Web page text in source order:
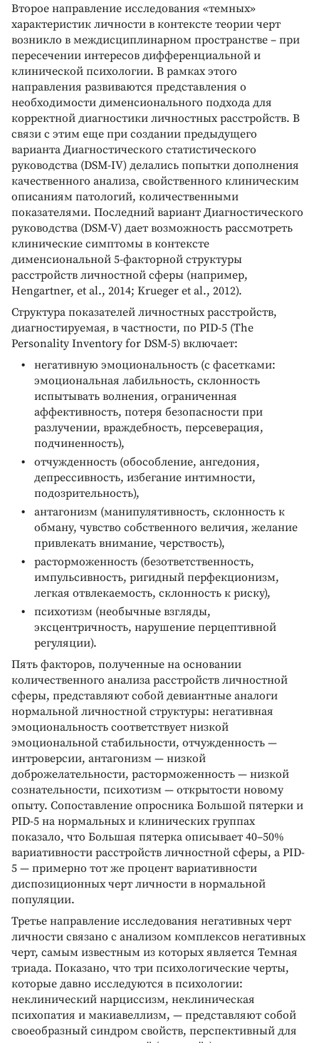
Второе направление исследования «темных»
характеристик личности в контексте теории черт
возникло в междисциплинарном пространстве – при
пересечении интересов дифференциальной и
клинической психологии. В рамках этого
направления развиваются представления о
необходимости дименсионального подхода для
корректной диагностики личностных расстройств. В
связи с этим еще при создании предыдущего
варианта Диагностического статистического
руководства (DSM-IV) делались попытки дополнения
качественного анализа, свойственного клиническим
описаниям патологий, количественными
показателями. Последний вариант Диагностического
руководства (DSM-V) дает возможность рассмотреть
клинические симптомы в контексте
дименсиональной 5-факторной структуры
расстройств личностной сферы (например,
Hengartner, et al., 2014; Krueger et al., 2012).
Структура показателей личностных расстройств,
диагностируемая, в частности, по PID-5 (The
Personality Inventory for DSM-5) включает:
негативную эмоциональность (с фасетками:
эмоциональная лабильность, склонность
испытывать волнения, ограниченная
аффективность, потеря безопасности при
разлучении, враждебность, персеверация,
подчиненность),
отчужденность (обособление, ангедония,
депрессивность, избегание интимности,
подозрительность),
антагонизм (манипулятивность, склонность к
обману, чувство собственного величия, желание
привлекать внимание, черствость),
расторможенность (безответственность,
импульсивность, ригидный перфекционизм,
легкая отвлекаемость, склонность к риску),
психотизм (необычные взгляды,
эксцентричность, нарушение перцептивной
регуляции).
Пять факторов, полученные на основании
количественного анализа расстройств личностной
сферы, представляют собой девиантные аналоги
нормальной личностной структуры: негативная
эмоциональность соответствует низкой
эмоциональной стабильности, отчужденность —
интроверсии, антагонизм — низкой
доброжелательности, расторможенность — низкой
сознательности, психотизм — открытости новому
опыту. Сопоставление опросника Большой пятерки и
PID-5 на нормальных и клинических группах
показало, что Большая пятерка описывает 40–50%
вариативности расстройств личностной сферы, а PID-
5 — примерно тот же процент вариативности
диспозиционных черт личности в нормальной
популяции.
Третье направление исследования негативных черт
личности связано с анализом комплексов негативных
черт, самым известным из которых является Темная
триада. Показано, что три психологические черты,
которые давно исследуются в психологии:
неклинический нарциссизм, неклиническая
психопатия и макиавеллизм, — представляют собой
своеобразный синдром свойств, перспективный для